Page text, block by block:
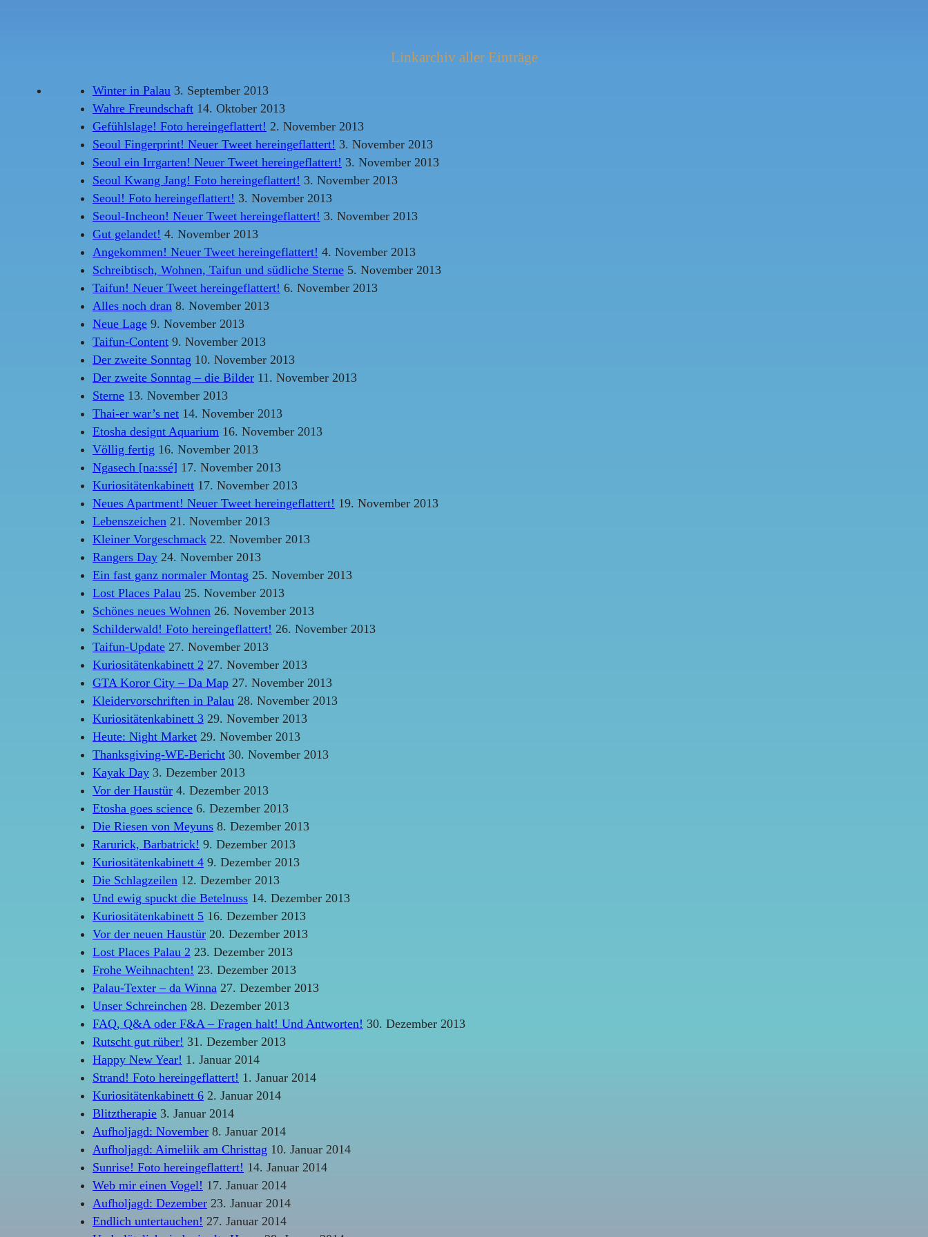
Linkarchiv aller Einträge
Winter in Palau 3. September 2013
Wahre Freundschaft 14. Oktober 2013
Gefühlslage! Foto hereingeflattert! 2. November 2013
Seoul Fingerprint! Neuer Tweet hereingeflattert! 3. November 2013
Seoul ein Irrgarten! Neuer Tweet hereingeflattert! 3. November 2013
Seoul Kwang Jang! Foto hereingeflattert! 3. November 2013
Seoul! Foto hereingeflattert! 3. November 2013
Seoul-Incheon! Neuer Tweet hereingeflattert! 3. November 2013
Gut gelandet! 4. November 2013
Angekommen! Neuer Tweet hereingeflattert! 4. November 2013
Schreibtisch, Wohnen, Taifun und südliche Sterne 5. November 2013
Taifun! Neuer Tweet hereingeflattert! 6. November 2013
Alles noch dran 8. November 2013
Neue Lage 9. November 2013
Taifun-Content 9. November 2013
Der zweite Sonntag 10. November 2013
Der zweite Sonntag – die Bilder 11. November 2013
Sterne 13. November 2013
Thai-er war’s net 14. November 2013
Etosha designt Aquarium 16. November 2013
Völlig fertig 16. November 2013
Ngasech [na:ssé] 17. November 2013
Kuriositätenkabinett 17. November 2013
Neues Apartment! Neuer Tweet hereingeflattert! 19. November 2013
Lebenszeichen 21. November 2013
Kleiner Vorgeschmack 22. November 2013
Rangers Day 24. November 2013
Ein fast ganz normaler Montag 25. November 2013
Lost Places Palau 25. November 2013
Schönes neues Wohnen 26. November 2013
Schilderwald! Foto hereingeflattert! 26. November 2013
Taifun-Update 27. November 2013
Kuriositätenkabinett 2 27. November 2013
GTA Koror City – Da Map 27. November 2013
Kleidervorschriften in Palau 28. November 2013
Kuriositätenkabinett 3 29. November 2013
Heute: Night Market 29. November 2013
Thanksgiving-WE-Bericht 30. November 2013
Kayak Day 3. Dezember 2013
Vor der Haustür 4. Dezember 2013
Etosha goes science 6. Dezember 2013
Die Riesen von Meyuns 8. Dezember 2013
Rarurick, Barbatrick! 9. Dezember 2013
Kuriositätenkabinett 4 9. Dezember 2013
Die Schlagzeilen 12. Dezember 2013
Und ewig spuckt die Betelnuss 14. Dezember 2013
Kuriositätenkabinett 5 16. Dezember 2013
Vor der neuen Haustür 20. Dezember 2013
Lost Places Palau 2 23. Dezember 2013
Frohe Weihnachten! 23. Dezember 2013
Palau-Texter – da Winna 27. Dezember 2013
Unser Schreinchen 28. Dezember 2013
FAQ, Q&A oder F&A – Fragen halt! Und Antworten! 30. Dezember 2013
Rutscht gut rüber! 31. Dezember 2013
Happy New Year! 1. Januar 2014
Strand! Foto hereingeflattert! 1. Januar 2014
Kuriositätenkabinett 6 2. Januar 2014
Blitztherapie 3. Januar 2014
Aufholjagd: November 8. Januar 2014
Aufholjagd: Aimeliik am Christtag 10. Januar 2014
Sunrise! Foto hereingeflattert! 14. Januar 2014
Web mir einen Vogel! 17. Januar 2014
Aufholjagd: Dezember 23. Januar 2014
Endlich untertauchen! 27. Januar 2014